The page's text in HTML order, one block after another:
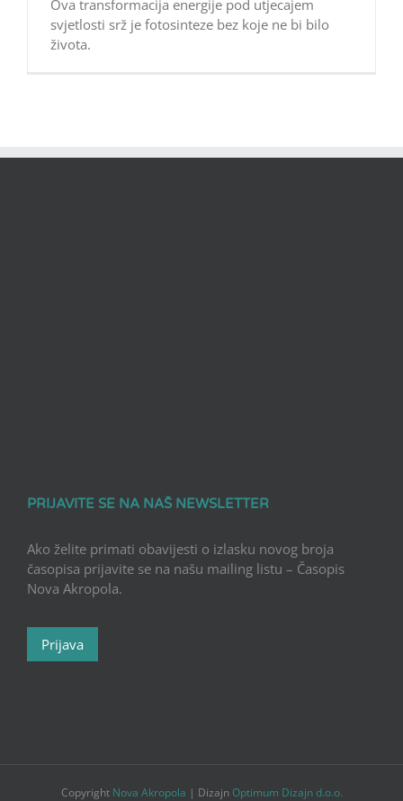
Ova transformacija energije pod utjecajem
svjetlosti srž je fotosinteze bez koje ne bi bilo
života.
PRIJAVITE SE NA NAŠ NEWSLETTER
Ako želite primati obavijesti o izlasku novog broja
časopisa prijavite se na našu mailing listu – Časopis
Nova Akropola.
Prijava
Copyright Nova Akropola | Dizajn Optimum Dizajn d.o.o.